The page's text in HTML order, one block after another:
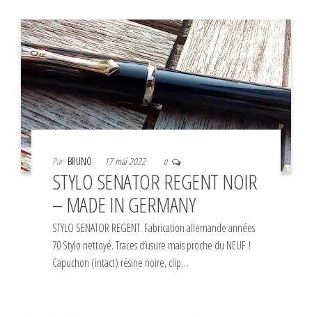
Par BRUNO 17 mai 2022 0
STYLO SENATOR REGENT NOIR
– MADE IN GERMANY
STYLO SENATOR REGENT. Fabrication allemande années
70 Stylo nettoyé. Traces d’usure mais proche du NEUF !
Capuchon (intact) résine noire, clip…